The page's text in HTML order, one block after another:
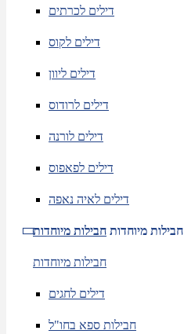
דילים לכרתים
דילים לקוס
דילים ליוון
דילים לרודוס
דילים לורנה
דילים לפאפוס
דילים לאיה נאפה
חבילות מיוחדות חבילות מיוחדות
חבילות מיוחדות
דילים לחגים
חבילות ספא בחו"ל